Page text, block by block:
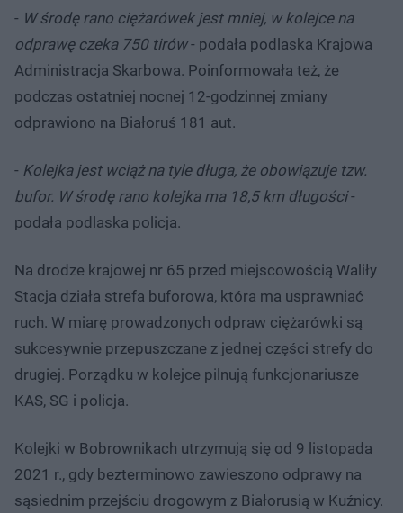
- W środę rano ciężarówek jest mniej, w kolejce na
odprawę czeka 750 tirów- podała podlaska Krajowa
Administracja Skarbowa. Poinformowała też, że
podczas ostatniej nocnej 12-godzinnej zmiany
odprawiono na Białoruś 181 aut.
- Kolejka jest wciąż na tyle długa, że obowiązuje tzw.
bufor. W środę rano kolejka ma 18,5 km długości-
podała podlaska policja.
Na drodze krajowej nr 65 przed miejscowością Waliły
Stacja działa strefa buforowa, która ma usprawniać
ruch. W miarę prowadzonych odpraw ciężarówki są
sukcesywnie przepuszczane z jednej części strefy do
drugiej. Porządku w kolejce pilnują funkcjonariusze
KAS, SG i policja.
Kolejki w Bobrownikach utrzymują się od 9 listopada
2021 r., gdy bezterminowo zawieszono odprawy na
sąsiednim przejściu drogowym z Białorusią w Kuźnicy.